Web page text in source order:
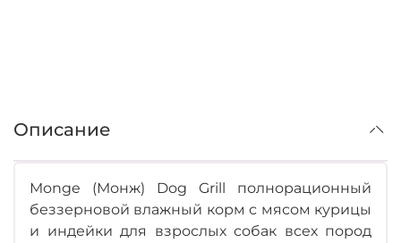
Описание
Monge (Монж) Dog Grill полнорационный
беззерновой влажный корм с мясом курицы
и индейки для взрослых собак всех пород